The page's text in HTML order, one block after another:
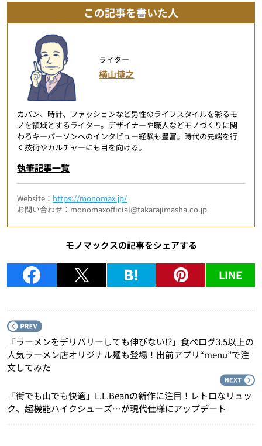
この記事を書いた人
ライター
横山博之
カバン、時計、ファッションなど男性のライフスタイルを彩るモ
ノを領域とするライター。デザイナーや職人などモノづくりに関
わるキーパーソンへのインタビュー経験も豊富。時代の先端を行
く技術やカルチャーにも目を向ける。
執筆記事一覧
Website： https://monomax.jp/
お問い合わせ：monomaxofficial@takarajimasha.co.jp
モノマックスの記事をシェアする
LINE
「ラーメンをデリバリーしても伸びない!?」食べログ3.5以上の
人気ラーメン店オリジナル麺も登場！出前アプリ“menu”で注
文してみた
「街でも山でも快適」L.L.Beanの新作に注目！レトロなリュッ
ク、超機能ハイクシューズ…が現代仕様にアップデート